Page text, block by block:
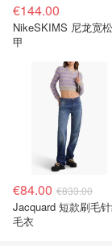
€144.00
NikeSKIMS 尼龙宽
甲
€84.00 €833.00
Jacquard 短款刷毛
毛衣